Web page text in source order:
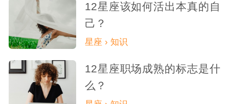
12星座该如何活出本真的自
己？
星座 › 知识
12星座职场成熟的标志是什
么？